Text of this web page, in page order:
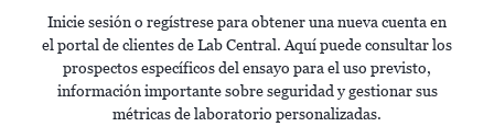
Inicie sesión o regístrese para obtener una nueva cuenta en
el portal de clientes de Lab Central. Aquí puede consultar los
prospectos específicos del ensayo para el uso previsto,
información importante sobre seguridad y gestionar sus
métricas de laboratorio personalizadas.